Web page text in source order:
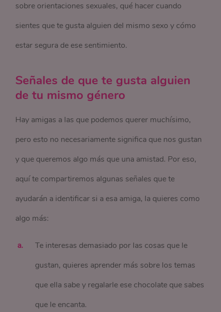
sobre orientaciones sexuales, qué hacer cuando
sientes que te gusta alguien del mismo sexo y cómo
estar segura de ese sentimiento.
Señales de que te gusta alguien
de tu mismo género
Hay amigas a las que podemos querer muchísimo,
pero esto no necesariamente significa que nos gustan
y que queremos algo más que una amistad. Por eso,
aquí te compartiremos algunas señales que te
ayudarán a identificar si a esa amiga, la quieres como
algo más:
Te interesas demasiado por las cosas que le
gustan, quieres aprender más sobre los temas
que ella sabe y regalarle ese chocolate que sabes
que le encanta.